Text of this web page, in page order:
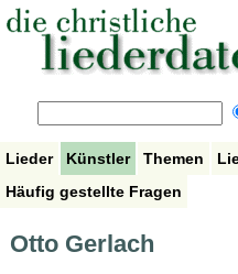
Lieder Künstler Themen
Häufig gestellte Fragen
Otto Gerlach